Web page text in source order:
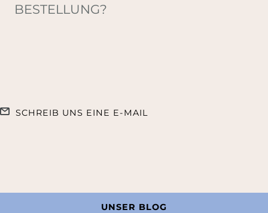
BESTELLUNG?
SCHREIB UNS EINE E-MAIL
UNSER BLOG